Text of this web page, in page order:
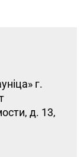
г.
д. 13,